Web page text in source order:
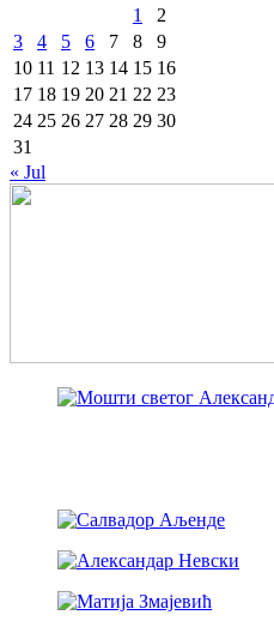
1
2
3
4 5 6 7 8
9
10 11 12 13 14 15 16
17 18 19 20 21 22 23
24 25 26 27 28 29 30
31
« Jul